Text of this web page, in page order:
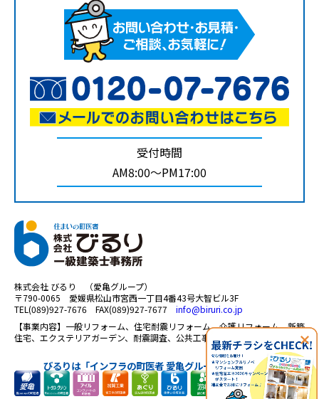
受付時間
AM8:00～PM17:00
株式会社 びるり （愛亀グループ）
〒790-0065 愛媛県松山市宮西一丁目4番43号大智ビル3F
TEL(089)927-7676 FAX(089)927-7677 info@biruri.co.jp
【事業内容】一般リフォーム、住宅耐震リフォーム、介護リフォーム、新築
住宅、エクステリアガーデン、耐震調査、公共工事、太陽光 等
びるりは「インフラの町医者 愛亀グループ」の一員です